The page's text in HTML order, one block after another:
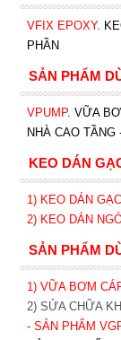
VFIX EPOXY.
PHẦN
SẢN PHẨM
VPUMP. VỮA
NHÀ CAO TẦNG
KEO DÁN
1) KEO DÁN
2) KEO DÁN
SẢN PHẨM
1) VỮA BƠM
2) SỬA CHỮA
- SẢN PHẨM